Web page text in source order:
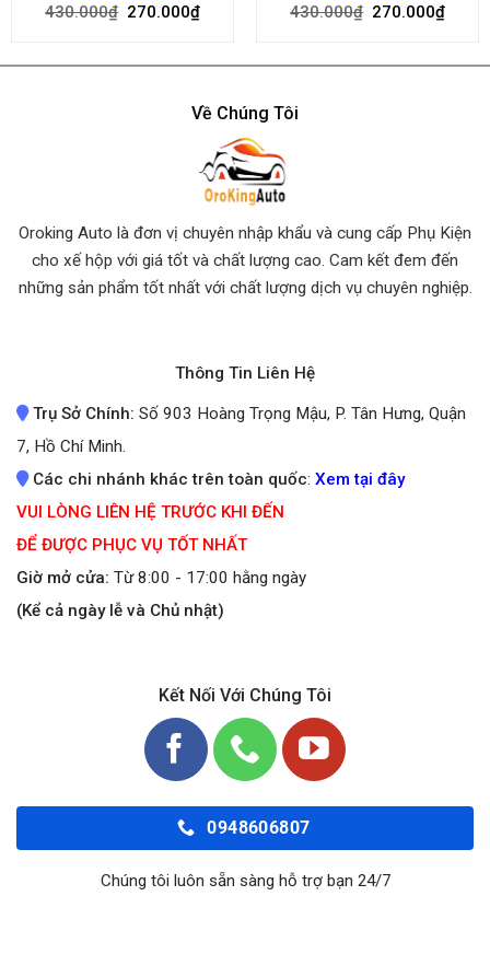
Rated 4.80
430.000₫ 270.000₫ Rated 4.64
430.000₫ 270.000₫
Về Chúng Tôi
Oroking Auto là đơn vị chuyên nhập khẩu và cung cấp Phụ Kiện
cho xế hộp với giá tốt và chất lượng cao. Cam kết đem đến
những sản phẩm tốt nhất với chất lượng dịch vụ chuyên nghiệp.
Thông Tin Liên Hệ
Trụ Sở Chính: Số 903 Hoàng Trọng Mậu, P. Tân Hưng, Quận
7, Hồ Chí Minh.
Các chi nhánh khác trên toàn quốc: Xem tại đây
VUI LÒNG LIÊN HỆ TRƯỚC KHI ĐẾN
ĐỂ ĐƯỢC PHỤC VỤ TỐT NHẤT
Giờ mở cửa: Từ 8:00 - 17:00 hằng ngày
(Kể cả ngày lễ và Chủ nhật)
Kết Nối Với Chúng Tôi
0948606807
Chúng tôi luôn sẵn sàng hỗ trợ bạn 24/7